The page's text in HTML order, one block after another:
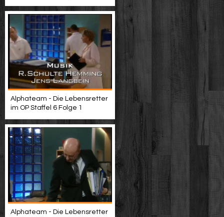
Alphateam - Die Lebensretter
im OP Staffel 6 Folge 1
Alphateam - Die Lebensretter